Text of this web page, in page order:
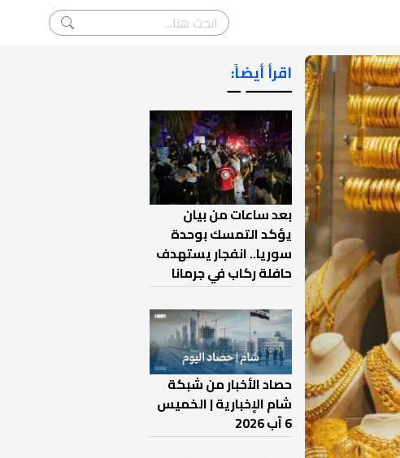
اقرأ أيضاً:
ـــــــ ــ
بعد ساعات من بيان
يؤكد التمسك بوحدة
سوريا.. انفجار يستهدف
حافلة ركاب في جرمانا
حصاد الأخبار من شبكة
شام الإخبارية | الخميس
6 آب 2026